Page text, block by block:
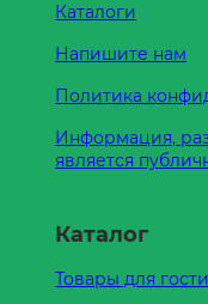
Каталоги
Напишите нам
Политика
Информация,
является
Каталог
Товары для